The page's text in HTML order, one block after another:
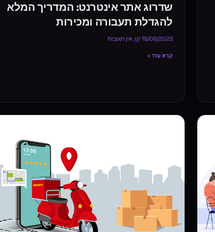
שדרוג אתר אינטרנט: המדריך המלא
להגדלת תעבורה ומכירות
18/09/2023 אין תגובות
קרא עוד »